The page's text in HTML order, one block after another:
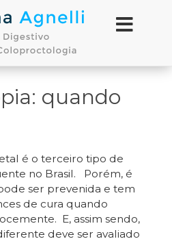
quando
é o terceiro tipo de
no Brasil. Porém, é
ser prevenida e tem
de cura quando
E, assim sendo,
deve ser avaliado